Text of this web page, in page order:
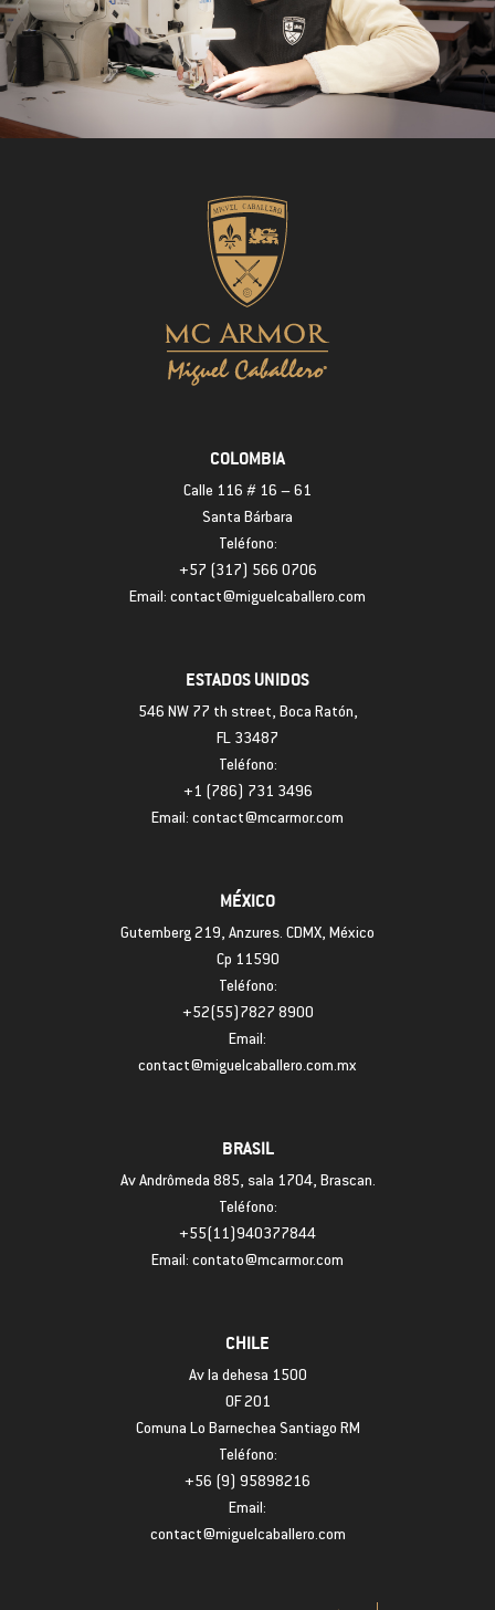
COLOMBIA
Calle 116 # 16 – 61
Santa Bárbara
Teléfono:
+57 (317) 566 0706
Email: contact@miguelcaballero.com
ESTADOS UNIDOS
546 NW 77 th street, Boca Ratón,
FL 33487
Teléfono:
+1 (786) 731 3496
Email: contact@mcarmor.com
MÉXICO
Gutemberg 219, Anzures. CDMX, México
Cp 11590
Teléfono:
+52(55)7827 8900
Email:
contact@miguelcaballero.com.mx
BRASIL
Av Andrômeda 885, sala 1704, Brascan.
Teléfono:
+55(11)940377844
Email: contato@mcarmor.com
CHILE
Av la dehesa 1500
OF 201
Comuna Lo Barnechea Santiago RM
Teléfono:
+56 (9) 95898216
Email:
contact@miguelcaballero.com